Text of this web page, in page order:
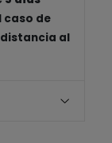
caso de
al